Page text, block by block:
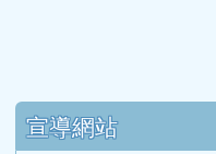
下中區域內容
宣導網站